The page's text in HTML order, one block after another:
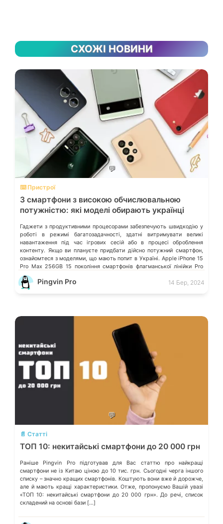
СХОЖІ НОВИНИ
💬
⌨️ Пристрої
3 смартфони з високою обчислювальною
потужністю: які моделі обирають українці
Гаджети з продуктивними процесорами забезпечують швидкодію у
роботі в режимі багатозадачності, здатні витримувати великі
навантаження під час ігрових сесій або в процесі оброблення
контенту. Якщо ви плануєте придбати дійсно потужний смартфон,
ознайомтеся з моделями, що мають попит в Україні. Apple iPhone 15
Pro Max 256GB 15 покоління смартфонів флагманської лінійки Pro
Max віднині має титанову […]
Pingvin Pro 14 Бер, 2024
💬
📄 Статті
ТОП 10: некитайські смартфони до 20 000 грн
Раніше Pingvin Pro підготував для Вас статтю про найкращі
смартфони не із Китаю ціною до 10 тис. грн. Сьогодні черга іншого
списку – значно кращих смартфонів. Коштують вони вже й дорожче,
але й мають кращі характеристики. Отже, пропонуємо Вашій увазі
«ТОП 10: некитайські смартфони до 20 000 грн». До речі, список
складений на основі бази […]